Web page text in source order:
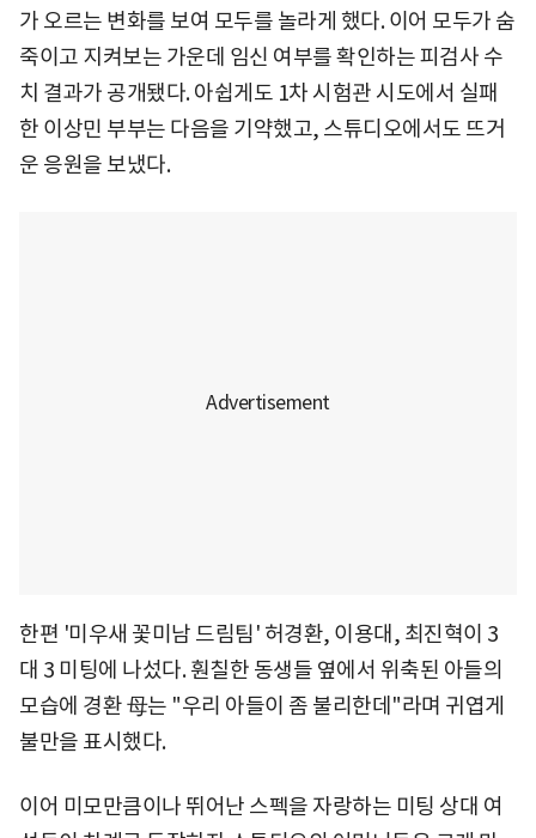
가 오르는 변화를 보여 모두를 놀라게 했다. 이어 모두가 숨
죽이고 지켜보는 가운데 임신 여부를 확인하는 피검사 수
치 결과가 공개됐다. 아쉽게도 1차 시험관 시도에서 실패
한 이상민 부부는 다음을 기약했고, 스튜디오에서도 뜨거
운 응원을 보냈다.
한편 '미우새 꽃미남 드림팀' 허경환, 이용대, 최진혁이 3
대 3 미팅에 나섰다. 훤칠한 동생들 옆에서 위축된 아들의
모습에 경환 母는 "우리 아들이 좀 불리한데"라며 귀엽게
불만을 표시했다.
이어 미모만큼이나 뛰어난 스펙을 자랑하는 미팅 상대 여